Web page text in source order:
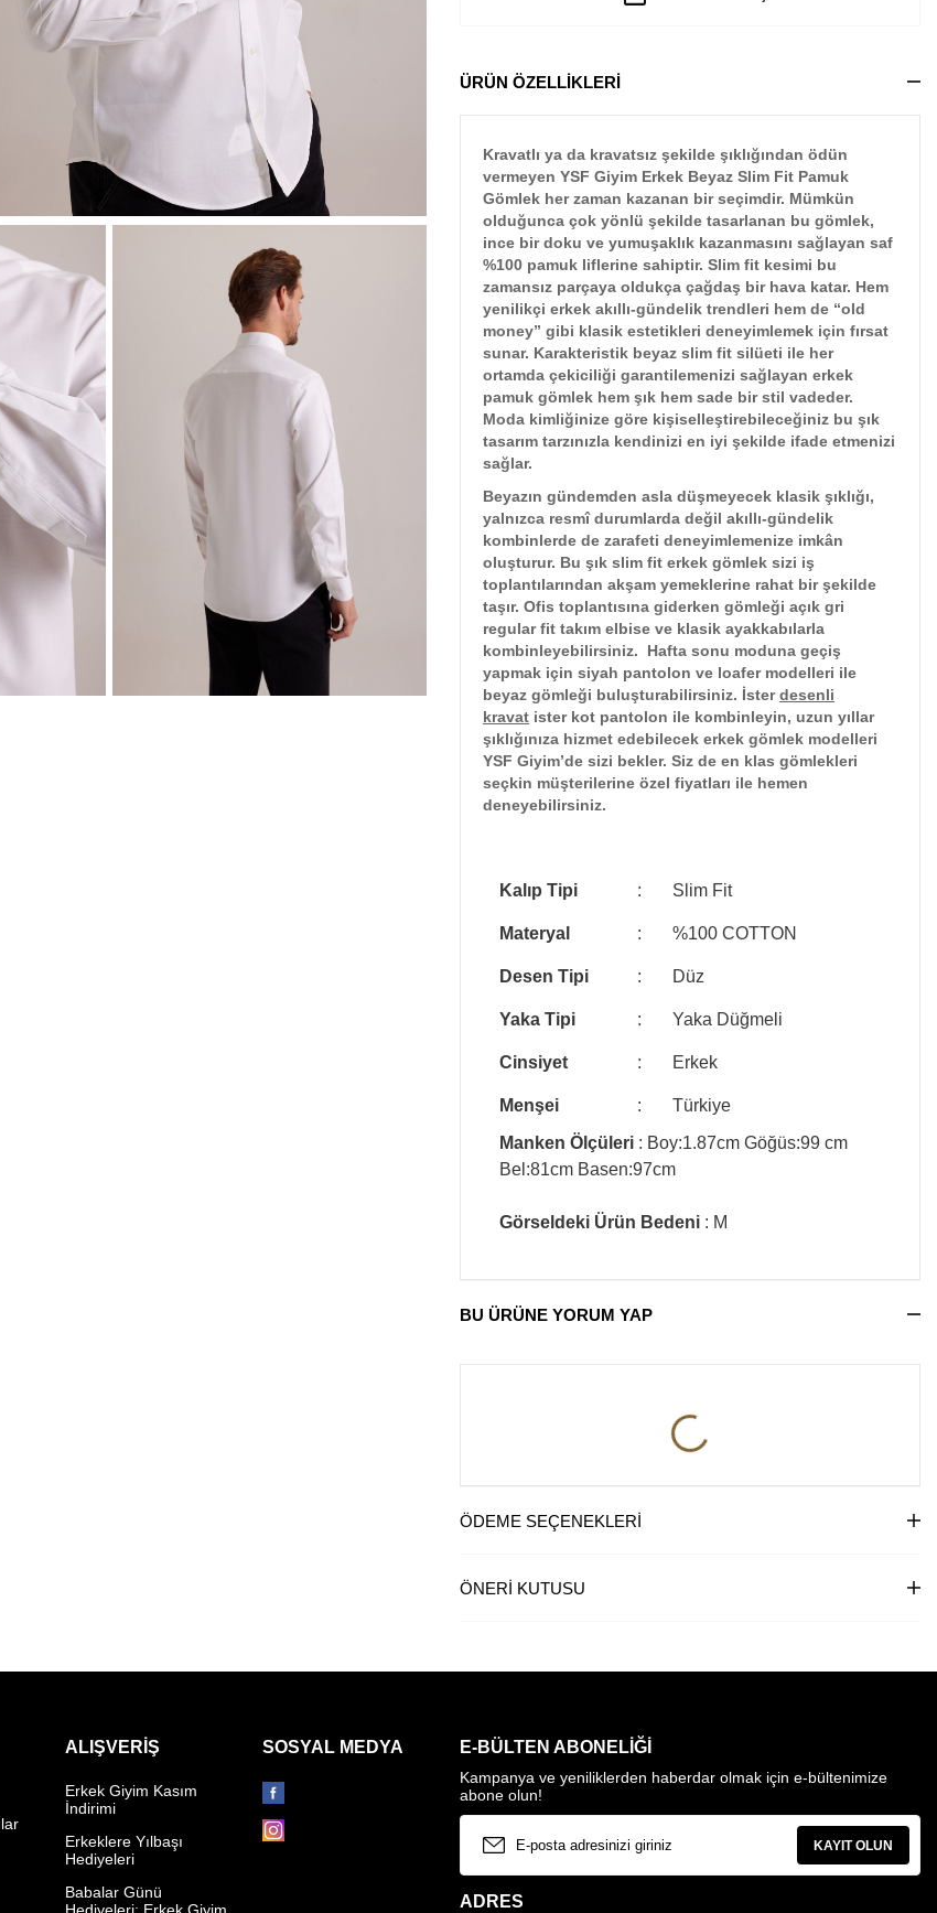
ÜRÜN ÖZELLİKLERİ
Kravatlı ya da kravatsız şekilde şıklığından ödün
vermeyen YSF Giyim Erkek Beyaz Slim Fit Pamuk
Gömlek her zaman kazanan bir seçimdir. Mümkün
olduğunca çok yönlü şekilde tasarlanan bu gömlek,
ince bir doku ve yumuşaklık kazanmasını sağlayan saf
%100 pamuk liflerine sahiptir. Slim fit kesimi bu
zamansız parçaya oldukça çağdaş bir hava katar. Hem
yenilikçi erkek akıllı-gündelik trendleri hem de “old
money” gibi klasik estetikleri deneyimlemek için fırsat
sunar. Karakteristik beyaz slim fit silüeti ile her
ortamda çekiciliği garantilemenizi sağlayan erkek
pamuk gömlek hem şık hem sade bir stil vadeder.
Moda kimliğinize göre kişiselleştirebileceğiniz bu şık
tasarım tarzınızla kendinizi en iyi şekilde ifade etmenizi
sağlar.
Beyazın gündemden asla düşmeyecek klasik şıklığı,
yalnızca resmî durumlarda değil akıllı-gündelik
kombinlerde de zarafeti deneyimlemenize imkân
oluşturur. Bu şık slim fit erkek gömlek sizi iş
toplantılarından akşam yemeklerine rahat bir şekilde
taşır. Ofis toplantısına giderken gömleği açık gri
regular fit takım elbise ve klasik ayakkabılarla
kombinleyebilirsiniz. Hafta sonu moduna geçiş
yapmak için siyah pantolon ve loafer modelleri ile
beyaz gömleği buluşturabilirsiniz. İsterdesenli
kravat ister kot pantolon ile kombinleyin, uzun yıllar
şıklığınıza hizmet edebilecek erkek gömlek modelleri
YSF Giyim’de sizi bekler. Siz de en klas gömlekleri
seçkin müşterilerine özel fiyatları ile hemen
deneyebilirsiniz.
Kalıp Tipi : Slim Fit
Materyal : %100 COTTON
Desen Tipi : Düz
Yaka Tipi : Yaka Düğmeli
Cinsiyet : Erkek
Menşei :
Türkiye
Manken Ölçüleri : Boy:1.87cm Göğüs:99 cm
Bel:81cm Basen:97cm
Görseldeki Ürün Bedeni : M
BU ÜRÜNE YORUM YAP
ÖDEME SEÇENEKLERI
ÖNERI KUTUSU
ALIŞVERIŞ
Erkek Giyim Kasım
İndirimi
Erkeklere Yılbaşı
Hediyeleri
Babalar Günü
SOSYAL MEDYA E-BÜLTEN ABONELIĞI
Kampanya ve yeniliklerden haberdar olmak için e-bültenimize
abone olun!
KAYIT OLUN
ADRES